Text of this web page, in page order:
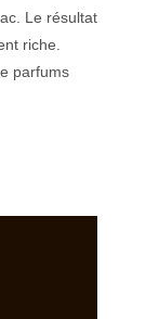
Le résultat
riche.
parfums